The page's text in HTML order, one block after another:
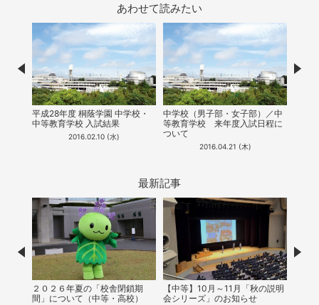
あわせて読みたい
平成28年度 桐蔭学園 中学校・
中等教育学校 入試結果
2016.02.10 (水)
中学校（男子部・女子部）／中
等教育学校​ ​来年度入試日程に
ついて
2016.04.21 (木)
Prev
最新記事
２０２６年夏の「校舎閉鎖期
間」について（中等・高校）
【中等】10月～11月「秋の説明
会シリーズ」のお知らせ
Prev